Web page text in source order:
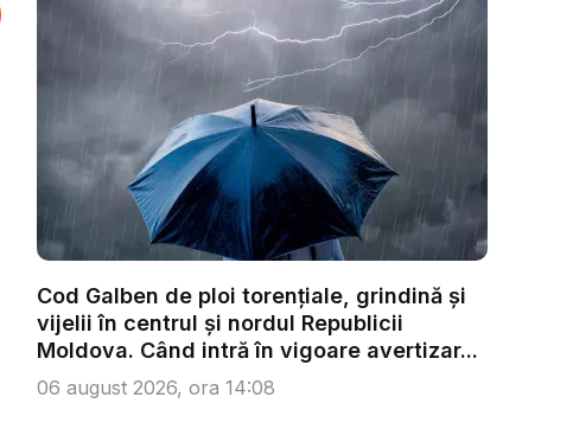
Cod Galben de ploi torențiale, grindină și
vijelii în centrul și nordul Republicii
Moldova. Când intră în vigoare avertizar...
06 august 2026, ora 14:08